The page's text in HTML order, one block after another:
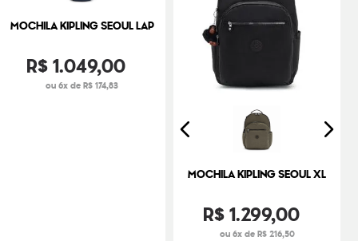
MOCHILA KIPLING SEOUL LAP
R$1.049,00
ou 6x de R$ 174,83
MOCHILA KIPLING SEOUL XL
R$1.299,00
ou 6x de R$ 216,50